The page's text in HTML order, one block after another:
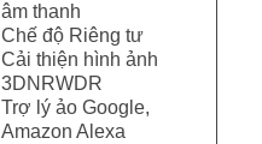
âm thanh
Chế độ Riêng tư
Cải thiện hình ảnh
3DNRWDR
Trợ lý ảo Google,
Amazon Alexa